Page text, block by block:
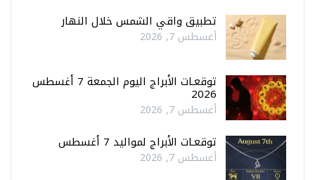
تطبيق واقي الشمس خلال النهار
أغسطس 7, 2026
توقعـات الأبراج اليوم الجمعة 7 أغسطس
2026
أغسطس 7, 2026
توقعـات الأبراج لمواليد 7 أغسطس
أغسطس 7, 2026